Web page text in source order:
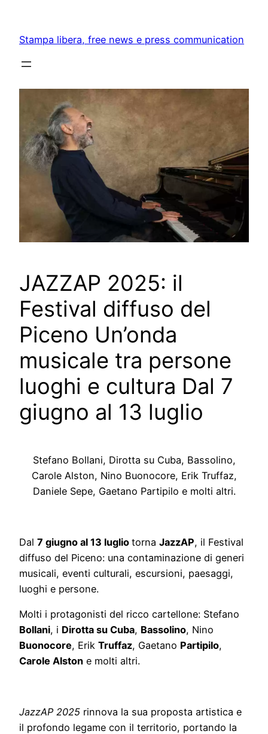
content
Stampa libera, free news e press communication
JAZZAP 2025: il
Festival diffuso del
Piceno Un’onda
musicale tra persone
luoghi e cultura Dal 7
giugno al 13 luglio
Stefano Bollani, Dirotta su Cuba, Bassolino,
Carole Alston, Nino Buonocore, Erik Truffaz,
Daniele Sepe, Gaetano Partipilo e molti altri.
Dal 7 giugno al 13 luglio torna JazzAP, il Festival
diffuso del Piceno: una contaminazione di generi
musicali, eventi culturali, escursioni, paesaggi,
luoghi e persone.
Molti i protagonisti del ricco cartellone: Stefano
Bollani, i Dirotta su Cuba, Bassolino, Nino
Buonocore, Erik Truffaz, Gaetano Partipilo,
Carole Alston e molti altri.
JazzAP 2025 rinnova la sua proposta artistica e
il profondo legame con il territorio, portando la